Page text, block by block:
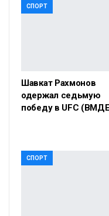
СПОРТ
Шавкат Рахмонов
одержал седьмую
победу в UFC
СПОРТ